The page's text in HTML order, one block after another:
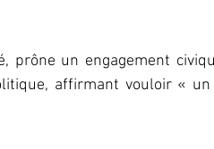
prône un engagement
affirmant vouloir « un